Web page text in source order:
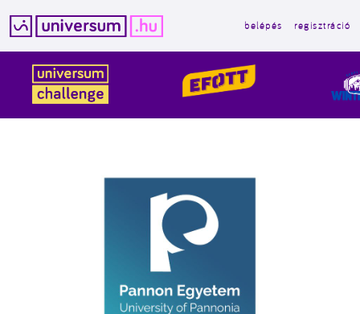
tartalomba
belépés regisztráció